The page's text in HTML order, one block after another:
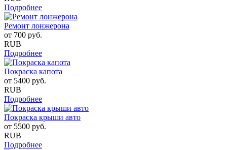
Подробнее
Ремонт лонжерона
от 700 руб.
RUB
Подробнее
Покраска капота
от 5400 руб.
RUB
Подробнее
Покраска крыши авто
от 5500 руб.
RUB
Подробнее